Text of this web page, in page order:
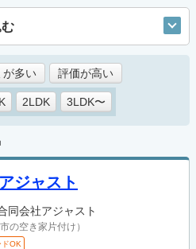
が多い 評価が高い
2LDK 3LDK〜
ジャスト
同会社アジャスト
の空き家片付け）
ドOK